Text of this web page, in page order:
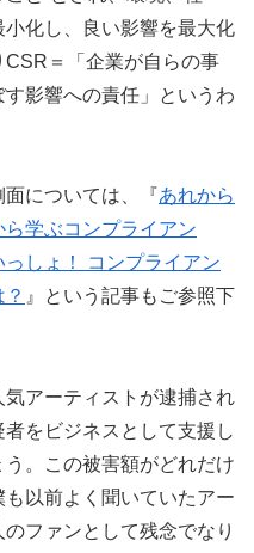
化し、良い影響を最大化
＝「企業が自らの事
影響への責任」というわ
については、『あれから
学ぶコンプライアン
しょ！ コンプライアン
』という記事もご参照下
アーティストが逮捕され
をビジネスとして支援し
。この被害額がどれだけ
以前よく聞いていたアー
ファンとして残念でなり